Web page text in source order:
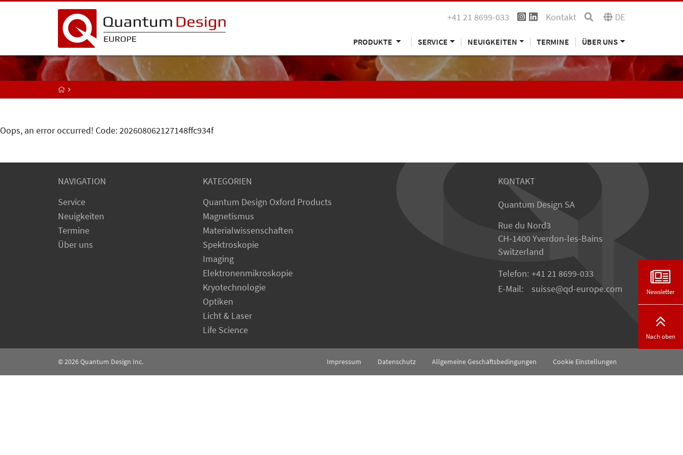
+41 21 8699-033 Kontakt DE
PRODUKTE SERVICE NEUIGKEITEN TERMINE ÜBER UNS
Oops, an error occurred! Code: 202608062127148ffc934f
NAVIGATION
Service
Neuigkeiten
Termine
Über uns
KATEGORIEN
Quantum Design Oxford Products
Magnetismus
Materialwissenschaften
Spektroskopie
Imaging
Elektronenmikroskopie
Kryotechnologie
Optiken
Licht & Laser
Life Science
KONTAKT
Quantum Design SA
Rue du Nord3
CH-1400 Yverdon-les-Bains
Switzerland
Telefon: +41 21 8699-033
E-Mail:
suisse qd-europe.com
© 2026Quantum Design Inc. Impressum Datenschutz Allgemeine Geschäftsbedingungen Cookie Einstellungen
Newsletter
Nach oben